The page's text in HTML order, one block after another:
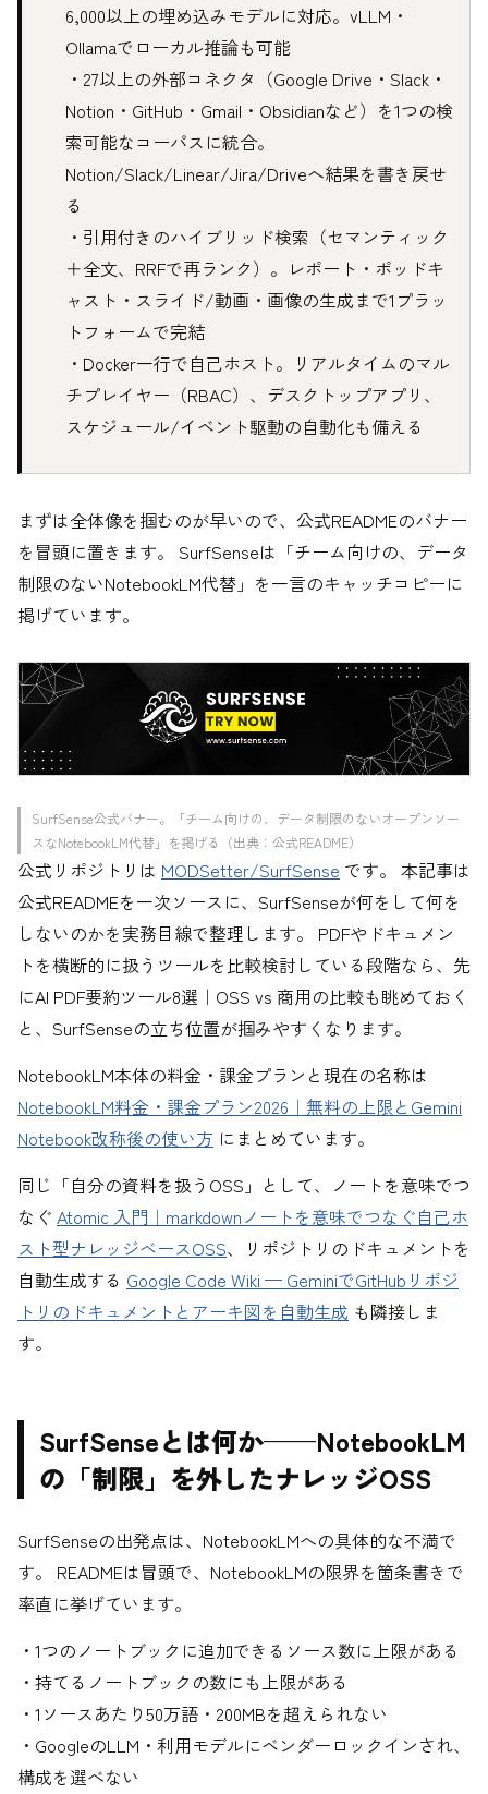
6,000以上の埋め込みモデルに対応。vLLM・
Ollamaでローカル推論も可能
・27以上の外部コネクタ（Google Drive・Slack・
Notion・GitHub・Gmail・Obsidianなど）を1つの検
索可能なコーパスに統合。
Notion/Slack/Linear/Jira/Driveへ結果を書き戻せ
る
・引用付きのハイブリッド検索（セマンティック
＋全文、RRFで再ランク）。レポート・ポッドキ
ャスト・スライド/動画・画像の生成まで1プラッ
トフォームで完結
・Docker一行で自己ホスト。リアルタイムのマル
チプレイヤー（RBAC）、デスクトップアプリ、
スケジュール/イベント駆動の自動化も備える
まずは全体像を掴むのが早いので、公式READMEのバナー
を冒頭に置きます。 SurfSenseは「チーム向けの、データ
制限のないNotebookLM代替」を一言のキャッチコピーに
掲げています。
SurfSense公式バナー。「チーム向けの、データ制限のないオープンソー
スなNotebookLM代替」を掲げる（出典：公式README）
公式リポジトリは MODSetter/SurfSense です。 本記事は
公式READMEを一次ソースに、SurfSenseが何をして何を
しないのかを実務目線で整理します。 PDFやドキュメン
トを横断的に扱うツールを比較検討している段階なら、先
にAI PDF要約ツール8選｜OSS vs 商用の比較も眺めておく
と、SurfSenseの立ち位置が掴みやすくなります。
NotebookLM本体の料金・課金プランと現在の名称は
NotebookLM料金・課金プラン2026｜無料の上限とGemini
Notebook改称後の使い方 にまとめています。
同じ「自分の資料を扱うOSS」として、ノートを意味でつ
なぐ Atomic 入門｜markdownノートを意味でつなぐ自己ホ
スト型ナレッジベースOSS、リポジトリのドキュメントを
自動生成する Google Code Wiki — GeminiでGitHubリポジ
トリのドキュメントとアーキ図を自動生成 も隣接しま
す。
SurfSenseとは何か——NotebookLM
の「制限」を外したナレッジOSS
SurfSenseの出発点は、NotebookLMへの具体的な不満で
す。 READMEは冒頭で、NotebookLMの限界を箇条書きで
率直に挙げています。
・1つのノートブックに追加できるソース数に上限がある
・持てるノートブックの数にも上限がある
・1ソースあたり50万語・200MBを超えられない
・GoogleのLLM・利用モデルにベンダーロックインされ、
構成を選べない